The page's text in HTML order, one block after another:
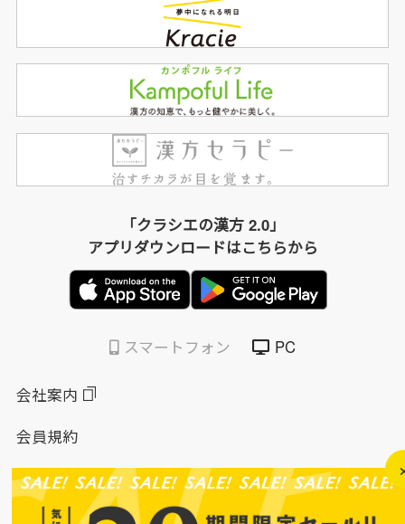
「クラシエの漢方 2.0」
アプリダウンロードはこちらから
スマートフォン PC
会社案内
会員規約
個人情報保護方針
特定商取引法に基づく表示